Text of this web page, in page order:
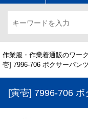
作業服・作業着通販のワー
壱] 7996-706 ボクサーパ
[寅壱] 7996-706